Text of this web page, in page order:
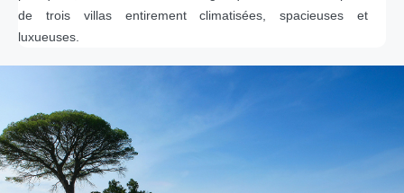
de trois villas entirement climatisées, spacieuses et
luxueuses.